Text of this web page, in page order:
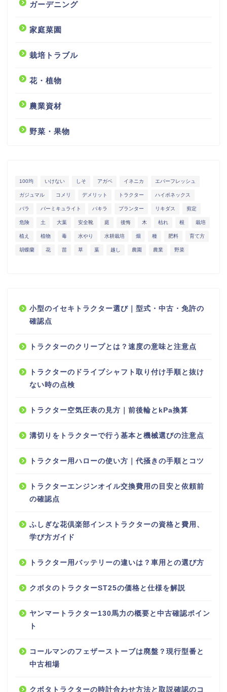
ガーデニング
家庭菜園
栽培トラブル
花・植物
農業資材
野菜・果物
100均 いけない しそ アガベ イネニカ エバーフレッシュ
ガジュマル コメリ デメリット トラクター ハイポネックス
バラ バーミキュライト パキラ プランター リキダス 剪定
危険 土 大葉 安全靴 庭 後悔 木 枯れ 根 栽培
植え 植物 毒 水やり 水耕栽培 畑 種 肥料 育て方
胡蝶蘭 花 苗 草 葉 越し 農園 農業 野菜
小型のイセキトラクター選び｜型式・中古・免許の
確認点
トラクターのクリープとは？速度の意味と注意点
トラクターのドライブシャフト取り付け手順と抜け
ない時の点検
トラクター空気圧表の見方｜前後輪とkPa換算
溝切りをトラクターで行う基本と機械選びの注意点
トラクター用ハローの使い方｜代掻きの手順とコツ
トラクターエンジンオイル交換費用の目安と依頼前
の確認点
ふしぎな花倶楽部インストラクターの資格と費用、
学び方ガイド
トラクター用バッテリーの違いは？車用との選び方
クボタのトラクターST25の価格と仕様を解説
ヤンマートラクター130馬力の概要と中古確認ポイン
ト
コールマンのフェザーストーブは廃盤？現行型番と
中古相場
クボタトラクターの時計合わせ方法と取説確認のコ